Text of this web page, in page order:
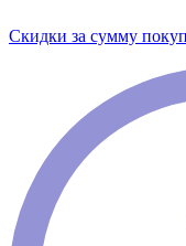
Скидки за сумму